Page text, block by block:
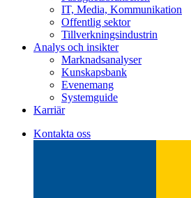
IT, Media, Kommunikation
Offentlig sektor
Tillverkningsindustrin
Analys och insikter
Marknadsanalyser
Kunskapsbank
Evenemang
Systemguide
Karriär
Kontakta oss